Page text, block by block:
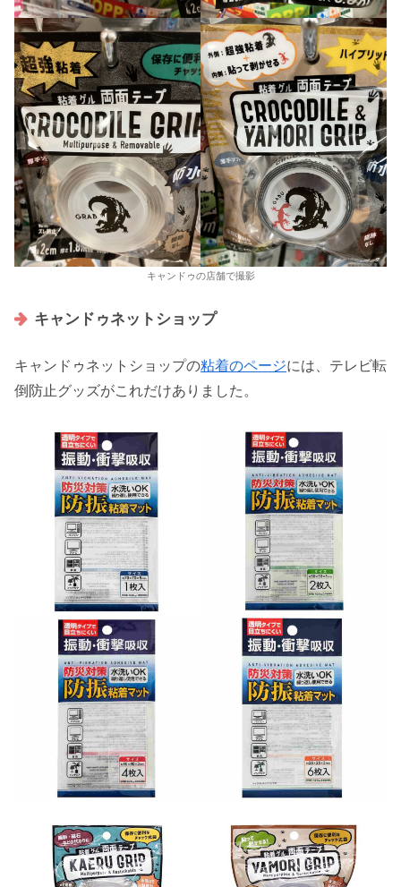
キャンドゥの店舗で撮影
キャンドゥネットショップ
キャンドゥネットショップの粘着のページには、テレビ転
倒防止グッズがこれだけありました。